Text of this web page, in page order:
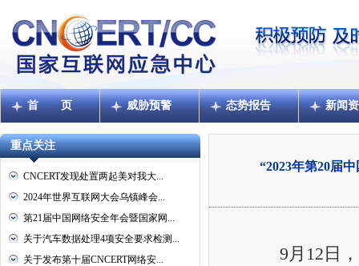
首 页 威胁预警 态势报告 新闻
重点关注
CNCERT发现处置两起美对我大...
2024年世界互联网大会乌镇峰会...
第21届中国网络安全年会暨国家网...
关于汽车数据处理4项安全要求检测...
关于发布第十届CNCERT网络安...
“2023年第20届
9月12日，